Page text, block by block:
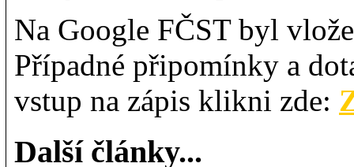
Na Google FČST byl
Případné připomínky a
vstup na zápis klikni zde:
Další články...